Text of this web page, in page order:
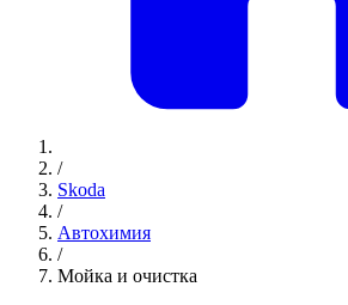
/
Skoda
/
Автохимия
/
Мойка и очистка